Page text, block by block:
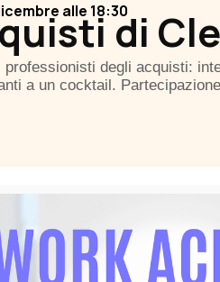
di
alle 18:30
degli acquisti:
a un cocktail.